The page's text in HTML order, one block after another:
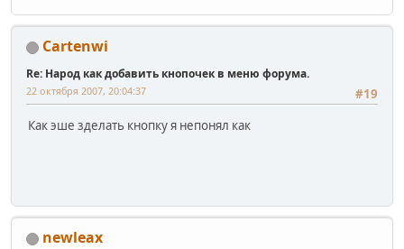
Cartenwi
Re: Народ как добавить кнопочек в меню форума.
#19
22 октября 2007, 20:04:37
Как эше зделать кнопку я непонял как
newleax